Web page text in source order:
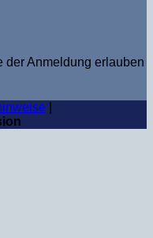
der Anmeldung erlauben